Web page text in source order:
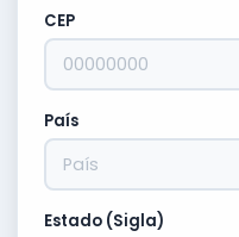
CEP
País
Estado (Sigla)